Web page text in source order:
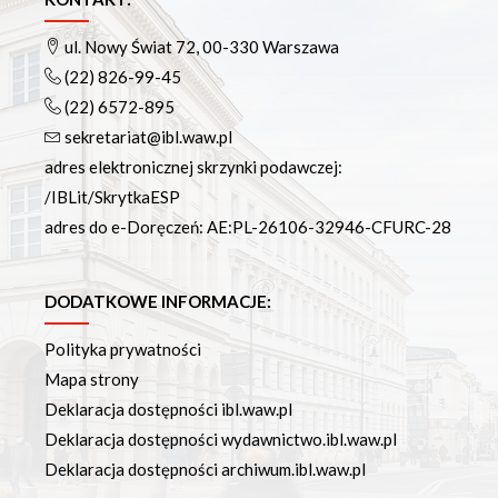
Repozytorium RCIN
Otwarta nauka
Edukacja
Studia podyplomowe
Kursy
Szkolenia
Szkoła Doktorska Anthropos
Erasmus
Olimpiada Literatury i Języka Polskiego
Olimpiada Literatury i Języka Polskiego dla Szkół
Podstawowych
Biblioteka
O bibliotece
Godziny otwarcia
Katalog
Nowości
ul. Nowy Świat 72, 00-330 Warszawa
(22) 826-99-45
(22) 6572-895
sekretariat@ibl.waw.pl
adres elektronicznej skrzynki podawczej:
/IBLit/SkrytkaESP
adres do e-Doręczeń: AE:PL-26106-32946-CFURC-28
DODATKOWE INFORMACJE:
Polityka prywatności
Mapa strony
Deklaracja dostępności ibl.waw.pl
Deklaracja dostępności wydawnictwo.ibl.waw.pl
Deklaracja dostępności archiwum.ibl.waw.pl